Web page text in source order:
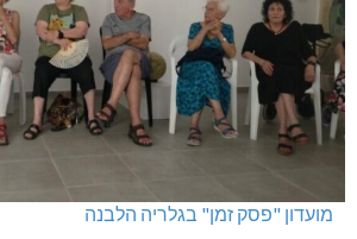
מועדון "פסק זמן" בגלריה הלבנה